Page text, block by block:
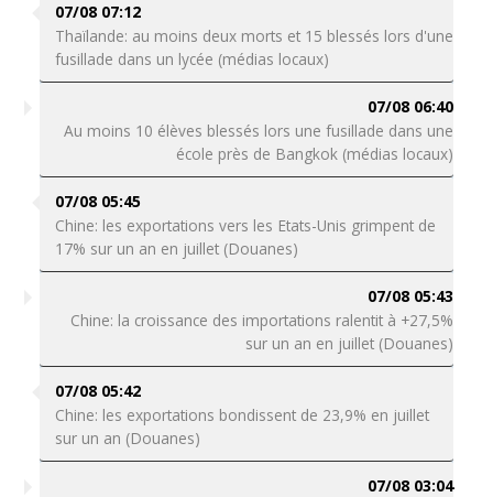
07/08 07:12
Thaïlande: au moins deux morts et 15 blessés lors d'une
fusillade dans un lycée (médias locaux)
07/08 06:40
Au moins 10 élèves blessés lors une fusillade dans une
école près de Bangkok (médias locaux)
07/08 05:45
Chine: les exportations vers les Etats-Unis grimpent de
17% sur un an en juillet (Douanes)
07/08 05:43
Chine: la croissance des importations ralentit à +27,5%
sur un an en juillet (Douanes)
07/08 05:42
Chine: les exportations bondissent de 23,9% en juillet
sur un an (Douanes)
07/08 03:04